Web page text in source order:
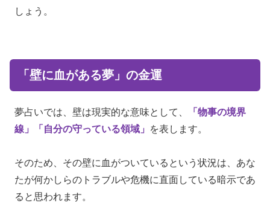
しょう。
「壁に血がある夢」の金運
夢占いでは、壁は現実的な意味として、
「物事の境界
線」
「自分の守っている領域」 を表します。
そのため、その壁に血がついているという状況は、あな
たが何かしらのトラブルや危機に直面している暗示であ
ると思われます。